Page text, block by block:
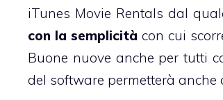
iTunes Movie Rentals dal
con la semplicità con cui
Buone nuove anche per tutti
del software permetterà anche